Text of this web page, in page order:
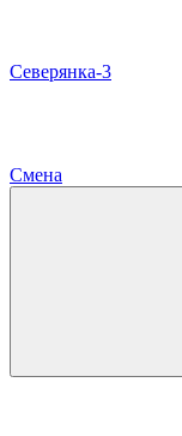
Северянка-3
Смена